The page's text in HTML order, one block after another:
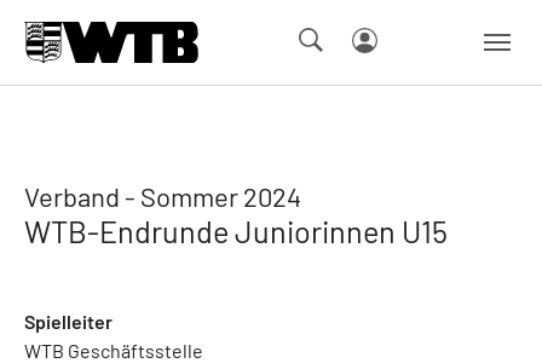
Verband - Sommer 2024
WTB-Endrunde Juniorinnen U15
Spielleiter
WTB Geschäftsstelle